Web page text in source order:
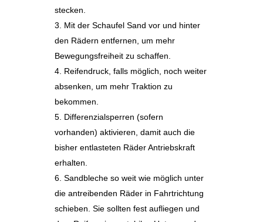
stecken.
Mit der Schaufel Sand vor und hinter
den Rädern entfernen, um mehr
Bewegungsfreiheit zu schaffen.
Reifendruck, falls möglich, noch weiter
absenken, um mehr Traktion zu
bekommen.
Differenzialsperren (sofern
vorhanden) aktivieren, damit auch die
bisher entlasteten Räder Antriebskraft
erhalten.
Sandbleche so weit wie möglich unter
die antreibenden Räder in Fahrtrichtung
schieben. Sie sollten fest aufliegen und